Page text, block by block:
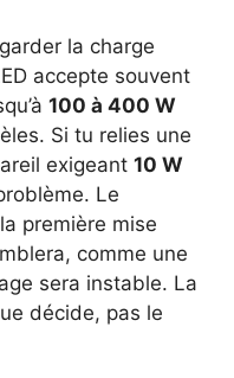
la charge
accepte souvent
100 à 400 W
Si tu relies une
exigeant 10 W
Le
première mise
comme une
sera instable. La
décide, pas le